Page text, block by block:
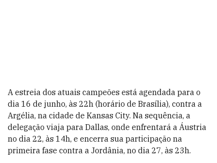
A estreia dos atuais campeões está agendada para o
dia 16 de junho, às 22h (horário de Brasília), contra a
Argélia, na cidade de Kansas City. Na sequência, a
delegação viaja para Dallas, onde enfrentará a Áustria
no dia 22, às 14h, e encerra sua participação na
primeira fase contra a Jordânia, no dia 27, às 23h.